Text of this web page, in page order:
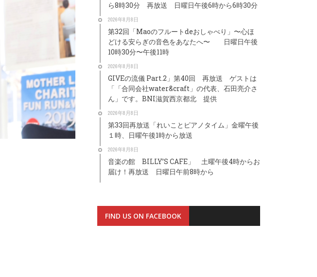
ら8時30分 再放送 日曜日午後6時から6時30分
2026年8月8日
第32回「Maoのフルートdeおしゃべり」〜心ほ
どける安らぎの音色をあなたへ〜 日曜日午後
10時30分〜午後11時
2026年8月8日
GIVEの流儀 Part.2」第40回 再放送 ゲストは
「「合同会社water&craft」の代表、石田亮介さ
ん」です。BNI滋賀西京都北 提供
2026年8月8日
第33回再放送「れいことピアノタイム」金曜午後
１時、日曜午後1時から放送
2026年8月8日
音楽の館 BILLY’S CAFE」 土曜午後4時からお
届け！再放送 日曜日午前8時から
FIND US ON FACEBOOK